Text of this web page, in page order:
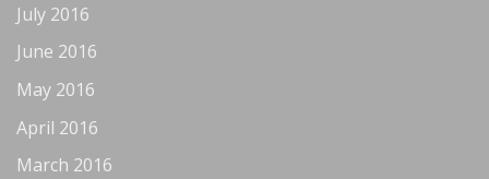
July 2016
June 2016
May 2016
April 2016
March 2016